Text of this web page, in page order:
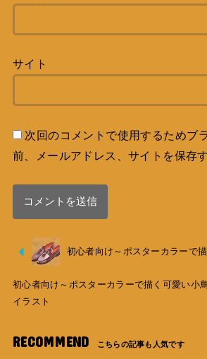
サイト
次回のコメントで使用するためブ
前、メールアドレス、サイトを保存す
初心者向け～ポスターカラーで
初心者向け～ポスターカラーで描く可愛い小
イラスト
RECOMMEND